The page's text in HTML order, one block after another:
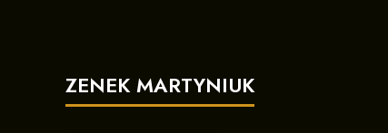
ZENEK MARTYNIUK